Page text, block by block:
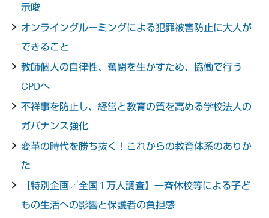
示唆
オンライングルーミングによる犯罪被害防止に大人が
できること
教師個人の自律性、奮闘を生かすため、協働で行う
CPDへ
不祥事を防止し、経営と教育の質を高める学校法人の
ガバナンス強化
変革の時代を勝ち抜く！これからの教育体系のありか
た
【特別企画／全国 1 万人調査】一斉休校等による子ど
もの生活への影響と保護者の負担感